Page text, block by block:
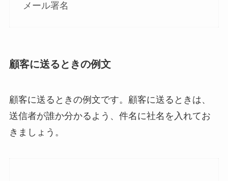
メール署名
顧客に送るときの例文
顧客に送るときの例文です。顧客に送るときは、
送信者が誰か分かるよう、件名に社名を入れてお
きましょう。